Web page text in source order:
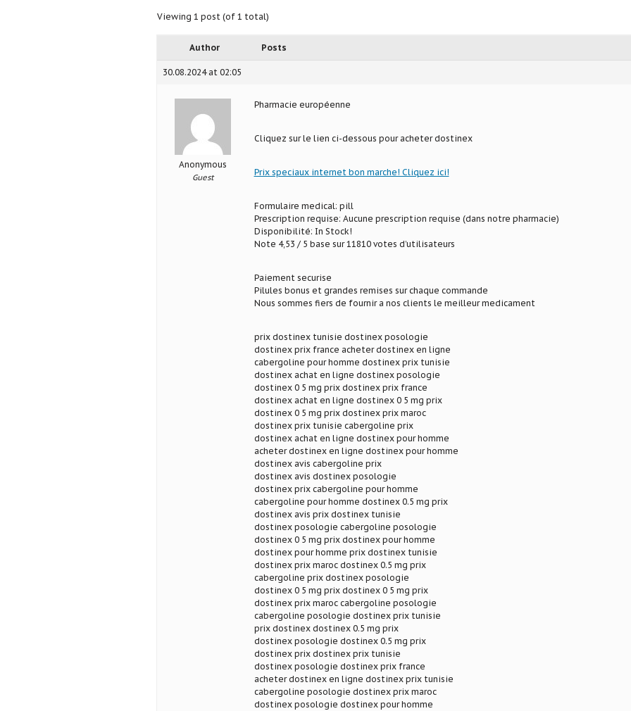
Viewing 1 post (of 1 total)
Author Posts
30.08.2024 at 02:05
Anonymous
Guest
Pharmacie européenne
Cliquez sur le lien ci-dessous pour acheter dostinex
Prix speciaux internet bon marche! Cliquez ici!
Formulaire medical: pill
Prescription requise: Aucune prescription requise (dans notre pharmacie)
Disponibilité: In Stock!
Note 4,53 / 5 base sur 11810 votes d’utilisateurs
Paiement securise
Pilules bonus et grandes remises sur chaque commande
Nous sommes fiers de fournir a nos clients le meilleur medicament
prix dostinex tunisie dostinex posologie
dostinex prix france acheter dostinex en ligne
cabergoline pour homme dostinex prix tunisie
dostinex achat en ligne dostinex posologie
dostinex 0 5 mg prix dostinex prix france
dostinex achat en ligne dostinex 0 5 mg prix
dostinex 0 5 mg prix dostinex prix maroc
dostinex prix tunisie cabergoline prix
dostinex achat en ligne dostinex pour homme
acheter dostinex en ligne dostinex pour homme
dostinex avis cabergoline prix
dostinex avis dostinex posologie
dostinex prix cabergoline pour homme
cabergoline pour homme dostinex 0.5 mg prix
dostinex avis prix dostinex tunisie
dostinex posologie cabergoline posologie
dostinex 0 5 mg prix dostinex pour homme
dostinex pour homme prix dostinex tunisie
dostinex prix maroc dostinex 0.5 mg prix
cabergoline prix dostinex posologie
dostinex 0 5 mg prix dostinex 0 5 mg prix
dostinex prix maroc cabergoline posologie
cabergoline posologie dostinex prix tunisie
prix dostinex dostinex 0.5 mg prix
dostinex posologie dostinex 0.5 mg prix
dostinex prix dostinex prix tunisie
dostinex posologie dostinex prix france
acheter dostinex en ligne dostinex prix tunisie
cabergoline posologie dostinex prix maroc
dostinex posologie dostinex pour homme